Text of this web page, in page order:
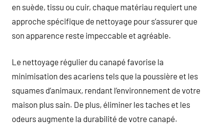
en suède, tissu ou cuir, chaque matériau requiert une
approche spécifique de nettoyage pour s’assurer que
son apparence reste impeccable et agréable.
Le nettoyage régulier du canapé favorise la
minimisation des acariens tels que la poussière et les
squames d’animaux, rendant l’environnement de votre
maison plus sain. De plus, éliminer les taches et les
odeurs augmente la durabilité de votre canapé.